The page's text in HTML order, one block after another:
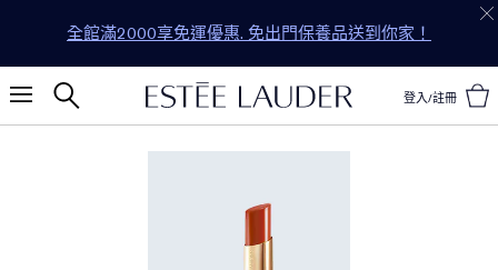
新會員首次購物 全單享85折* WELCOME
登入/註冊